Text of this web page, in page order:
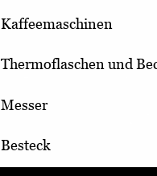
Kaffeemaschinen
Thermoflaschen und
Messer
Besteck